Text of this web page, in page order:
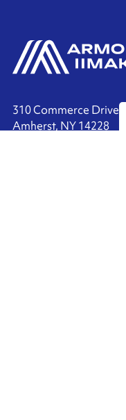
310 Commerce Drive
Amherst, NY 14228